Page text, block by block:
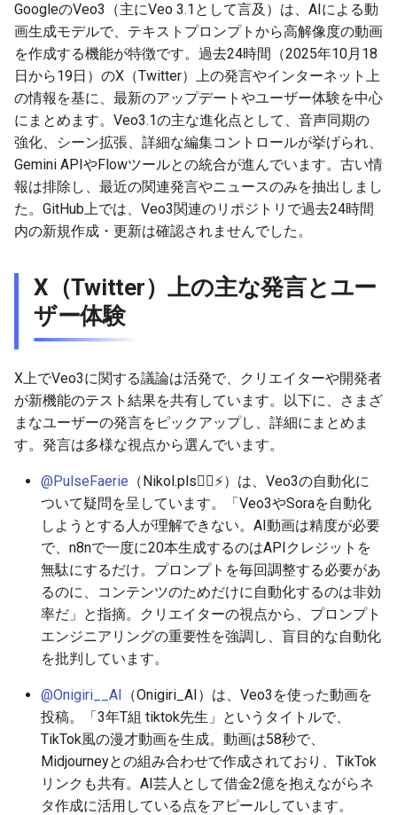
s
e
r
h
2026-07-10
2026-07-09
2026-07-08
2026-07-07
2026-07-06
2026-07-05
2026-07-04
2026-07-01
2026-06-30
2026-06-29
2026-06-28
2026-06-26
2026-06-25
2026-06-23
2026-06-22
2026-06-21
2025-12-24
2025-12-23
2025-12-22
2025-12-21
2025-12-20
2025-12-19
2025-12-18
2025-12-15
2025-12-14
2025-12-13
2025-12-12
2025-12-11
2025-12-10
2025-12-08
2025-12-07
2025-12-06
2026-07-10
2026-07-09
2026-07-08
2026-07-07
2026-07-06
2026-07-05
2026-07-04
2026-07-01
2026-06-30
2026-06-29
2026-06-28
2026-06-26
2026-06-25
2026-06-23
2026-06-22
2026-06-21
2025-12-24
2025-12-23
2025-12-22
2025-12-21
2025-12-20
2025-12-19
2025-12-18
2025-12-15
2025-12-14
2025-12-13
2025-12-12
2025-12-11
2025-12-10
2025-12-08
2025-12-07
2025-12-06
2026-05-17
2026-05-10
2026-05-03
2026-04-26
2026-04-19
2026-04-15
2026-05-24
2026-05-17
2026-05-10
2026-05-03
2026-04-26
2026-04-19
2026-04-12
2026-03-22
2026-03-15
2026-03-08
2026-03-01
2026-02-22
2026-02-15
2026-02-01
2026-01-25
2026-01-18
2025-11-16
2025-11-09
2025-11-02
2025-10-26
2025-10-19
2025-10-12
2025-10-05
2025-09-24
2025-09-21
2025-09-19
2026-05-24
2026-05-17
2026-05-10
2026-05-03
2026-04-26
2026-04-19
2026-04-12
2026-03-22
2026-03-15
2026-03-08
2026-03-01
2026-02-22
2026-02-15
2026-02-05
2026-05-24
2026-05-17
2026-05-10
2026-05-03
2026-04-26
2026-04-19
2026-04-12
2026-03-22
2026-03-15
2026-03-08
2026-03-01
2026-02-22
2026-02-15
2026-02-01
2026-01-25
2026-01-18
2025-11-09
2025-11-02
2025-10-26
2025-10-19
2025-10-12
2025-10-05
2025-10-04
2026-07-10
2026-07-09
2026-07-08
2026-07-07
2026-07-05
2026-07-04
2026-07-03
2026-06-30
2026-06-29
2026-06-28
2026-06-26
2026-06-25
2026-06-24
2026-06-21
2026-06-20
2026-06-19
2025-12-24
2025-12-23
2025-12-22
2025-12-21
2025-12-20
2025-12-19
2025-12-18
2025-12-15
2025-12-14
2025-12-13
2025-12-12
2025-12-11
2025-12-10
2025-12-08
2025-12-07
2025-12-06
2026-05-24
2026-05-17
2026-05-10
2026-05-03
2026-04-26
2026-04-19
2026-04-12
2026-03-22
2026-03-15
2026-03-08
2026-03-01
2026-02-22
2026-02-15
2026-02-01
2026-01-25
2026-01-18
2025-11-09
2025-11-02
2025-10-26
2025-10-19
2025-10-12
2025-10-05
2025-10-02
2026-05-10
2026-05-03
2026-04-26
2026-04-19
2026-04-12
2026-04-07
2026-04-05
2026-03-15
2026-03-08
2026-03-01
2026-02-22
2026-02-15
2026-02-08
2026-01-25
2026-01-18
2026-01-13
2026-07-09
2026-07-08
2026-07-07
2026-07-06
2026-07-05
2026-07-04
2026-07-03
2026-07-02
2026-06-30
2026-06-28
2026-06-26
2026-06-25
2026-06-24
2026-06-23
2026-06-22
2026-06-21
2026-06-20
2026-06-19
2026-05-24
2026-05-17
2026-05-10
2026-05-03
2026-04-26
2026-04-19
2026-04-12
2026-03-22
2026-03-15
2026-03-08
2026-03-01
2026-02-22
2026-02-15
2026-02-01
2026-01-25
2026-01-18
2026-07-09
2026-07-08
2026-07-07
2026-07-06
2026-07-05
2026-07-04
2026-07-03
2026-06-30
2026-06-29
2026-06-28
2026-06-27
2026-06-26
2026-06-25
2026-06-23
2026-06-22
2026-06-21
2026-05-30
2026-05-23
2026-05-19
2026-05-18
2026-05-23
2026-05-19
2026-07-08
2026-07-07
2026-07-06
2026-07-05
2026-07-04
2026-07-02
2026-07-01
2026-06-28
2026-06-25
2026-06-24
2026-06-23
2026-06-22
2026-06-21
2026-06-18
2026-06-17
2026-06-16
2026-05-24
2026-05-17
2026-05-10
2026-05-03
2026-04-26
2026-04-19
2026-04-12
GoogleのVeo3（主にVeo 3.1として言及）は、AIによる動
画生成モデルで、テキストプロンプトから高解像度の動画
を作成する機能が特徴です。過去24時間（2025年10月18
日から19日）のX（Twitter）上の発言やインターネット上
の情報を基に、最新のアップデートやユーザー体験を中心
にまとめます。Veo3.1の主な進化点として、音声同期の
強化、シーン拡張、詳細な編集コントロールが挙げられ、
Gemini APIやFlowツールとの統合が進んでいます。古い情
報は排除し、最近の関連発言やニュースのみを抽出しまし
た。GitHub上では、Veo3関連のリポジトリで過去24時間
内の新規作成・更新は確認されませんでした。
X（Twitter）上の主な発言とユー
ザー体験
X上でVeo3に関する議論は活発で、クリエイターや開発者
が新機能のテスト結果を共有しています。以下に、さまざ
まなユーザーの発言をピックアップし、詳細にまとめま
す。発言は多様な視点から選んでいます。
@PulseFaerie （Nikol.pls❤️‍🔥⚡️）は、Veo3の自動化に
ついて疑問を呈しています。「Veo3やSoraを自動化
しようとする人が理解できない。AI動画は精度が必要
で、n8nで一度に20本生成するのはAPIクレジットを
無駄にするだけ。プロンプトを毎回調整する必要があ
るのに、コンテンツのためだけに自動化するのは非効
率だ」と指摘。クリエイターの視点から、プロンプト
エンジニアリングの重要性を強調し、盲目的な自動化
を批判しています。
@Onigiri__AI （Onigiri_AI）は、Veo3を使った動画を
投稿。「3年T組 tiktok先生」というタイトルで、
TikTok風の漫才動画を生成。動画は58秒で、
Midjourneyとの組み合わせで作成されており、TikTok
リンクも共有。AI芸人として借金2億を抱えながらネ
タ作成に活用している点をアピールしています。